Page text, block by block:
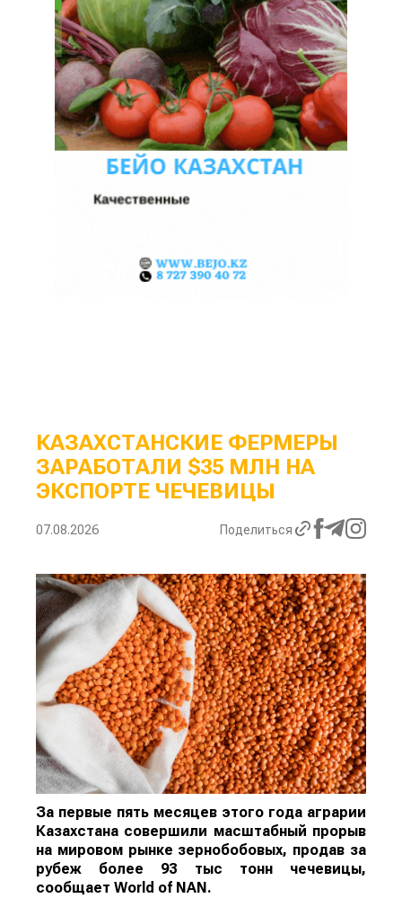
КАЗАХСТАНСКИЕ ФЕРМЕРЫ
ЗАРАБОТАЛИ $35 МЛН НА
ЭКСПОРТЕ ЧЕЧЕВИЦЫ
07.08.2026 Поделиться
За первые пять месяцев этого года аграрии
Казахстана совершили масштабный прорыв
на мировом рынке зернобобовых, продав за
рубеж более 93 тыс тонн чечевицы,
сообщает World of NAN.